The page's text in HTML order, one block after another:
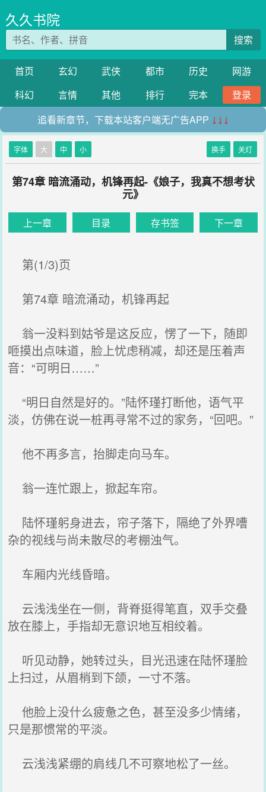
久久书院
搜索
首页 玄幻 武侠 都市 历史
网游
科幻
言情 其他 排行 完本
登录
追看新章节，下载本站客户端无广告APP ↓↓↓
字体 大 中 小 换手 关灯
第74章 暗流涌动，机锋再起-《娘子，我真不想考状
元》
上一章 目录 存书签 下一章
第(1/3)页
第74章 暗流涌动，机锋再起
翁一没料到姑爷是这反应，愣了一下，随即
咂摸出点味道，脸上忧虑稍减，却还是压着声
音：“可明日……”
“明日自然是好的。”陆怀瑾打断他，语气平
淡，仿佛在说一桩再寻常不过的家务，“回吧。”
他不再多言，抬脚走向马车。
翁一连忙跟上，掀起车帘。
陆怀瑾躬身进去，帘子落下，隔绝了外界嘈
杂的视线与尚未散尽的考棚浊气。
车厢内光线昏暗。
云浅浅坐在一侧，背脊挺得笔直，双手交叠
放在膝上，手指却无意识地互相绞着。
听见动静，她转过头，目光迅速在陆怀瑾脸
上扫过，从眉梢到下颌，一寸不落。
他脸上没什么疲惫之色，甚至没多少情绪，
只是那惯常的平淡。
云浅浅紧绷的肩线几不可察地松了一丝。